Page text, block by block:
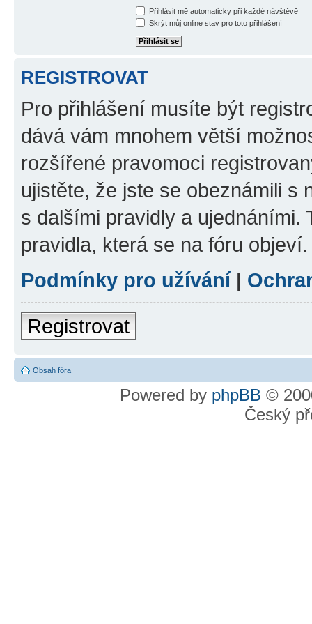
Přihlásit mě automaticky při každé návštěvě
Skrýt můj online stav pro toto přihlášení
REGISTROVAT
Pro přihlášení musíte být
dává vám mnohem větší
rozšířené pravomoci
ujistěte, že jste se obeznámili s
s dalšími pravidly a ujednáními.
pravidla, která se na fóru objeví.
Podmínky pro užívání|
Registrovat
Obsah fóra
Powered by phpBB ©
Český